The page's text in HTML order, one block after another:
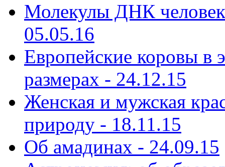
Молекулы ДНК
05.05.16
Европейские коровы в
размерах - 24.12.15
Женская и мужская
природу - 18.11.15
Об амадинах - 24.09.15